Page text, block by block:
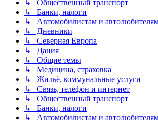
↳ Общественный транспорт
↳ Банки, налоги
↳ Автомобилистам и
↳ Дневники
↳ Северная Европа
↳ Дания
↳ Общие темы
↳ Медицина, страховка
↳ Жильё, коммунальные услуги
↳ Связь, телефон и интернет
↳ Общественный транспорт
↳ Банки, налоги
↳ Автомобилистам и